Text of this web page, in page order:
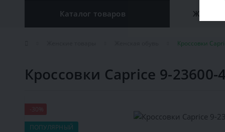
Каталог товаров
Кроссовки
Кроссовки Caprice 9-23600-
-30%
ПОПУЛЯРНЫЙ